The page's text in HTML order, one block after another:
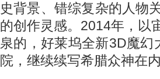
史背景、错综复杂的人物
的创作灵感。2014年，
泉的，好莱坞全新3D魔
院，继续续写希腊众神在